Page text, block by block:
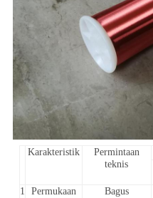
Karakteristik
Permintaan
teknis
1
Permukaan Bagus